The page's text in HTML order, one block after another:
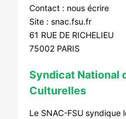
Contact : nous écrire
Site : snac.fsu.fr
61 RUE DE RICHELIEU
75002 PARIS
Syndicat National
Culturelles
Le SNAC-FSU syndique